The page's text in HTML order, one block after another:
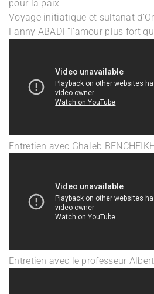
pour la paix
Voyage initiatique et sultanat
Fanny ABADI “l’amour plus fort
Entretien avec Ghaleb
Entretien avec le professeur